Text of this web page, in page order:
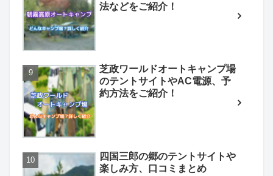
法などをご紹介！
芝政ワールドオートキャンプ場
のテントサイトやAC電源、予
約方法をご紹介！
四国三郎の郷のテントサイトや
楽しみ方、口コミまとめ